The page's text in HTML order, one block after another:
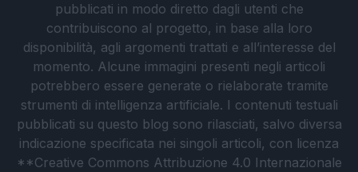
pubblicati in modo diretto dagli utenti che
contribuiscono al progetto, in base alla loro
disponibilità, agli argomenti trattati e all’interesse del
momento. Alcune immagini presenti negli articoli
potrebbero essere generate o rielaborate tramite
strumenti di intelligenza artificiale. I contenuti testuali
pubblicati su questo blog sono rilasciati, salvo diversa
indicazione specificata nei singoli articoli, con licenza
**Creative Commons Attribuzione 4.0 Internazionale